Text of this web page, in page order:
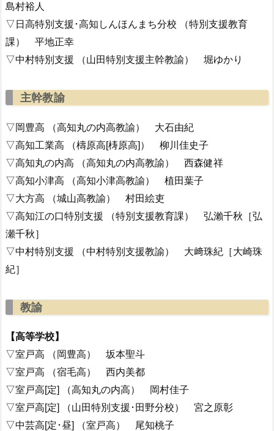
島村裕人
▽日高特別支援･高知しんほんまち分校 （特別支援教育
課） 平地正幸
▽中村特別支援 （山田特別支援主幹教諭） 堀ゆかり
主幹教諭
▽岡豊高 （高知丸の内高教諭） 大石由紀
▽高知工業高 （檮原高[梼原高]） 柳川佳史子
▽高知丸の内高 （高知丸の内高教諭） 西森健祥
▽高知小津高 （高知小津高教諭） 植田葉子
▽大方高 （城山高教諭） 村田絵吏
▽高知江の口特別支援 （特別支援教育課） 弘瀨千秋［弘
瀬千秋］
▽中村特別支援 （中村特別支援教諭） 大﨑珠紀［大崎珠
紀］
教諭
【高等学校】
▽室戸高 （岡豊高） 坂本聖斗
▽室戸高 （宿毛高） 西内美都
▽室戸高[定] （高知丸の内高） 岡村佳子
▽室戸高[定] （山田特別支援･田野分校） 宮之原彰
▽中芸高[定･昼] （室戸高） 尾知桃子